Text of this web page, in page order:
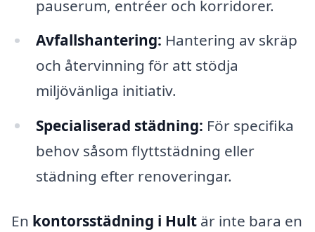
pauserum, entréer och korridorer.
Avfallshantering: Hantering av skräp
och återvinning för att stödja
miljövänliga initiativ.
Specialiserad städning: För specifika
behov såsom flyttstädning eller
städning efter renoveringar.
En kontorsstädning i Hult är inte bara en